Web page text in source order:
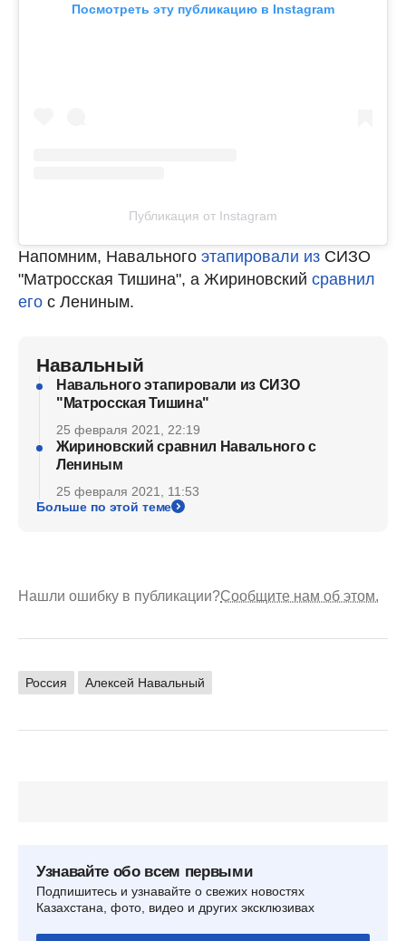
Посмотреть эту публикацию в Instagram
Публикация от Instagram
Напомним, Навального этапировали из СИЗО
"Матросская Тишина", а Жириновский сравнил
его с Лениным.
Навальный
Навального этапировали из СИЗО
"Матросская Тишина"
25 февраля 2021, 22:19
Жириновский сравнил Навального с
Лениным
25 февраля 2021, 11:53
Больше по этой теме
Нашли ошибку в публикации?Сообщите нам об этом.
Россия Алексей Навальный
Узнавайте обо всем первыми
Подпишитесь и узнавайте о свежих новостях
Казахстана, фото, видео и других эксклюзивах